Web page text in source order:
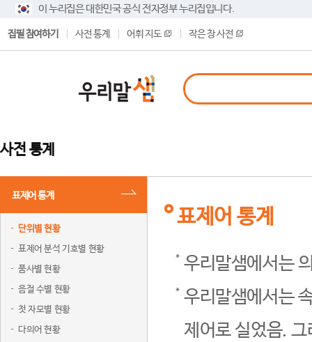
이 누리집은 대한민국 공식 전자정부 누리집입니다.
집필 참여하기 사전 통계 어휘 지도 작은 창 사전
사전 통계
표제어 통계
단위별 현황
표제어 분석 기호별 현황
품사별 현황
음절 수별 현황
첫 자모별 현황
다의어 현황
표제어 통계
우리말샘에서는
우리말샘에서는
제어로 실었음.